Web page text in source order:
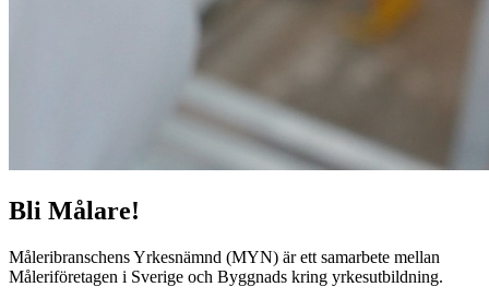
Bli Målare!
Måleribranschens Yrkesnämnd (MYN) är ett samarbete mellan
Måleriföretagen i Sverige och Byggnads kring yrkesutbildning.